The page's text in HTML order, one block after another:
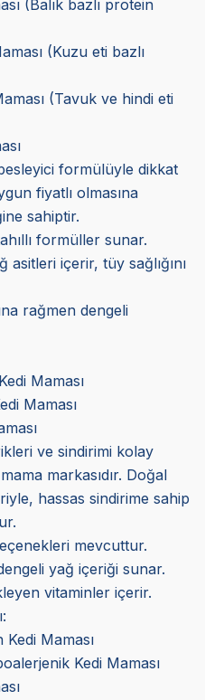
(Balık bazlı protein
(Kuzu eti bazlı
(Tavuk ve hindi eti
formülüyle dikkat
fiyatlı olmasına
sahiptir.
formüller sunar.
içerir, tüy sağlığını
rağmen dengeli
Maması
Maması
ve sindirimi kolay
markasıdır. Doğal
hassas sindirime sahip
mevcuttur.
yağ içeriği sunar.
vitaminler içerir.
Maması
Kedi Maması